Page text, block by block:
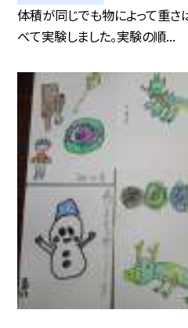
体積が同じでも物によって重さ
べて実験しました。実験の順...